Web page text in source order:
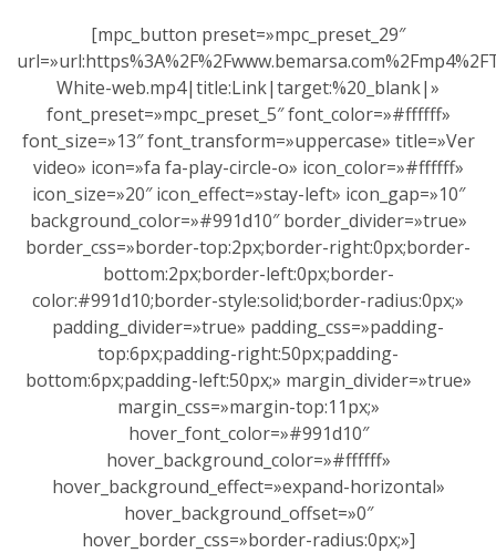
[mpc_button preset=»mpc_preset_29″
White-web.mp4|title:Link|target:%20_blank|»
font_preset=»mpc_preset_5″ font_color=»#ffffff»
font_size=»13″ font_transform=»uppercase» title=»Ver
video» icon=»fa fa-play-circle-o» icon_color=»#ffffff»
icon_size=»20″ icon_effect=»stay-left» icon_gap=»10″
background_color=»#991d10″ border_divider=»true»
border_css=»border-top:2px;border-right:0px;border-
bottom:2px;border-left:0px;border-
color:#991d10;border-style:solid;border-radius:0px;»
padding_divider=»true» padding_css=»padding-
top:6px;padding-right:50px;padding-
bottom:6px;padding-left:50px;» margin_divider=»true»
margin_css=»margin-top:11px;»
hover_font_color=»#991d10″
hover_background_color=»#ffffff»
hover_background_effect=»expand-horizontal»
hover_background_offset=»0″
hover_border_css=»border-radius:0px;»]